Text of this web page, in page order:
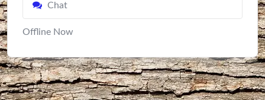
Chat
Offline Now